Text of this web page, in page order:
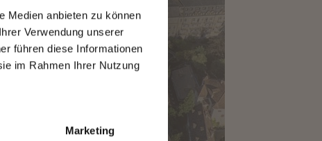
Medien anbieten zu können
Verwendung unserer
führen diese Informationen
im Rahmen Ihrer Nutzung
Marketing